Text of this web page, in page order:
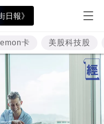
日報》
卡 美股科技股